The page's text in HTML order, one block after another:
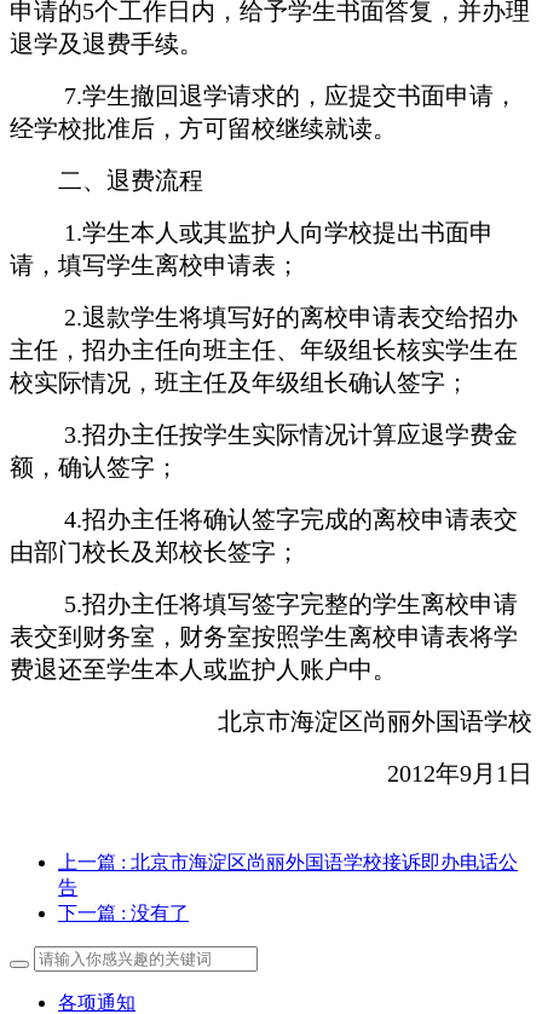
申请的5个工作日内，给予学生书面答复，并办理
退学及退费手续。
7.学生撤回退学请求的，应提交书面申请，
经学校批准后，方可留校继续就读。
二、退费流程
1.学生本人或其监护人向学校提出书面申
请，填写学生离校申请表；
2.退款学生将填写好的离校申请表交给招办
主任，招办主任向班主任、年级组长核实学生在
校实际情况，班主任及年级组长确认签字；
3.招办主任按学生实际情况计算应退学费金
额，确认签字；
4.招办主任将确认签字完成的离校申请表交
由部门校长及郑校长签字；
5.招办主任将填写签字完整的学生离校申请
表交到财务室，财务室按照学生离校申请表将学
费退还至学生本人或监护人账户中。
北京市海淀区尚丽外国语学校
2012年9月1日
上一篇 : 北京市海淀区尚丽外国语学校接诉即办电话公
告
下一篇 : 没有了
各项通知